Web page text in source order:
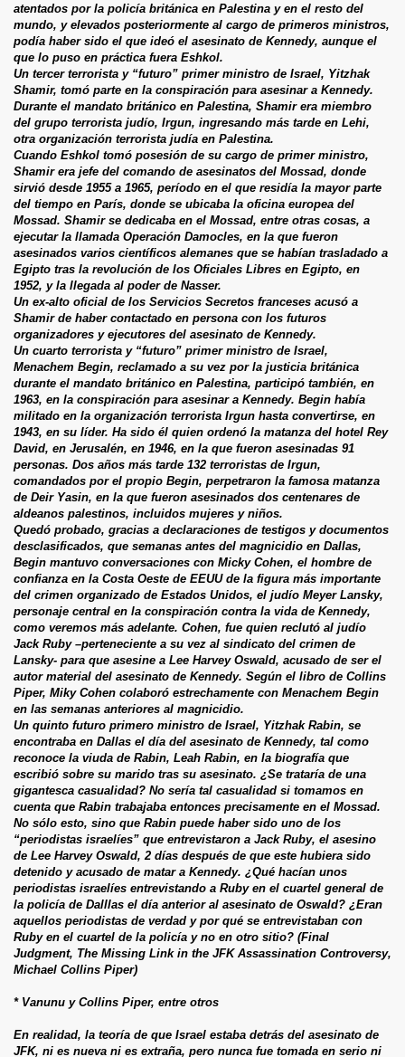
atentados por la policía británica en Palestina y en el resto del
mundo, y elevados posteriormente al cargo de primeros ministros,
podía haber sido el que ideó el asesinato de Kennedy, aunque el
que lo puso en práctica fuera Eshkol.
Un tercer terrorista y “futuro” primer ministro de Israel, Yitzhak
Shamir, tomó parte en la conspiración para asesinar a Kennedy.
Durante el mandato británico en Palestina, Shamir era miembro
del grupo terrorista judío, Irgun, ingresando más tarde en Lehi,
otra organización terrorista judía en Palestina.
Cuando Eshkol tomó posesión de su cargo de primer ministro,
Shamir era jefe del comando de asesinatos del Mossad, donde
sirvió desde 1955 a 1965, período en el que residía la mayor parte
del tiempo en París, donde se ubicaba la oficina europea del
Mossad. Shamir se dedicaba en el Mossad, entre otras cosas, a
ejecutar la llamada Operación Damocles, en la que fueron
asesinados varios científicos alemanes que se habían trasladado a
Egipto tras la revolución de los Oficiales Libres en Egipto, en
1952, y la llegada al poder de Nasser.
Un ex-alto oficial de los Servicios Secretos franceses acusó a
Shamir de haber contactado en persona con los futuros
organizadores y ejecutores del asesinato de Kennedy.
Un cuarto terrorista y “futuro” primer ministro de Israel,
Menachem Begin, reclamado a su vez por la justicia británica
durante el mandato británico en Palestina, participó también, en
1963, en la conspiración para asesinar a Kennedy. Begin había
militado en la organización terrorista Irgun hasta convertirse, en
1943, en su líder. Ha sido él quien ordenó la matanza del hotel Rey
David, en Jerusalén, en 1946, en la que fueron asesinadas 91
personas. Dos años más tarde 132 terroristas de Irgun,
comandados por el propio Begin, perpetraron la famosa matanza
de Deir Yasin, en la que fueron asesinados dos centenares de
aldeanos palestinos, incluidos mujeres y niños.
Quedó probado, gracias a declaraciones de testigos y documentos
desclasificados, que semanas antes del magnicidio en Dallas,
Begin mantuvo conversaciones con Micky Cohen, el hombre de
confianza en la Costa Oeste de EEUU de la figura más importante
del crimen organizado de Estados Unidos, el judío Meyer Lansky,
personaje central en la conspiración contra la vida de Kennedy,
como veremos más adelante. Cohen, fue quien reclutó al judío
Jack Ruby –perteneciente a su vez al sindicato del crimen de
Lansky- para que asesine a Lee Harvey Oswald, acusado de ser el
autor material del asesinato de Kennedy. Según el libro de Collins
Piper, Miky Cohen colaboró estrechamente con Menachem Begin
en las semanas anteriores al magnicidio.
Un quinto futuro primero ministro de Israel, Yitzhak Rabin, se
encontraba en Dallas el día del asesinato de Kennedy, tal como
reconoce la viuda de Rabin, Leah Rabin, en la biografía que
escribió sobre su marido tras su asesinato. ¿Se trataría de una
gigantesca casualidad? No sería tal casualidad si tomamos en
cuenta que Rabin trabajaba entonces precisamente en el Mossad.
No sólo esto, sino que Rabin puede haber sido uno de los
“periodistas israelíes” que entrevistaron a Jack Ruby, el asesino
de Lee Harvey Oswald, 2 días después de que este hubiera sido
detenido y acusado de matar a Kennedy. ¿Qué hacían unos
periodistas israelíes entrevistando a Ruby en el cuartel general de
la policía de Dalllas el día anterior al asesinato de Oswald? ¿Eran
aquellos periodistas de verdad y por qué se entrevistaban con
Ruby en el cuartel de la policía y no en otro sitio? (Final
Judgment, The Missing Link in the JFK Assassination Controversy,
Michael Collins Piper)
* Vanunu y Collins Piper, entre otros
En realidad, la teoría de que Israel estaba detrás del asesinato de
JFK, ni es nueva ni es extraña, pero nunca fue tomada en serio ni